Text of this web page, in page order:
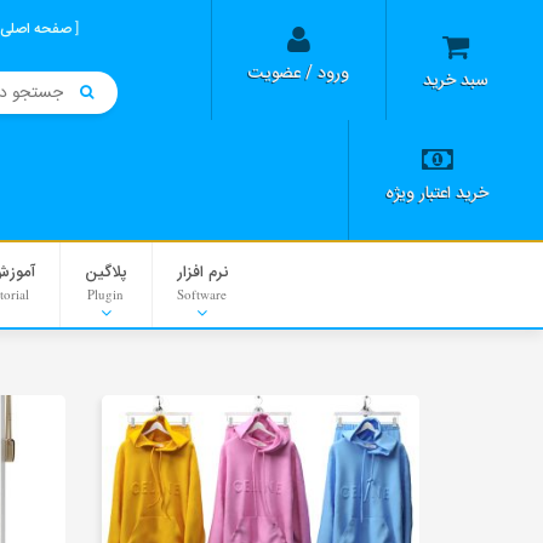
سبد خرید ورود / عضویت
خرید اعتبار ویژه
صفحه اصلی
نرم افزار
Software
پلاگین
Plugin